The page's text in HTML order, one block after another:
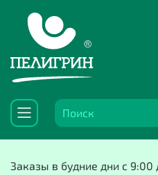
Заказы в будние дни с